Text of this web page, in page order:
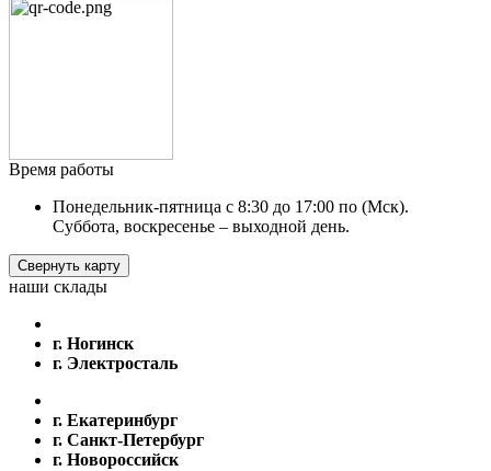
Время работы
Понедельник-пятница с 8:30 до 17:00 по (Мск).
Суббота, воскресенье – выходной день.
Свернуть карту
наши склады
г. Ногинск
г. Электросталь
г. Екатеринбург
г. Санкт-Петербург
г. Новороссийск